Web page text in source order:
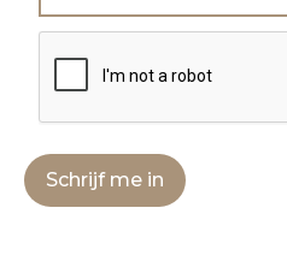
Schrijf me in